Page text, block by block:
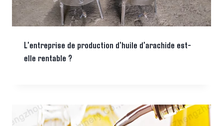
L'entreprise de production d'huile d'arachide est-
elle rentable ?